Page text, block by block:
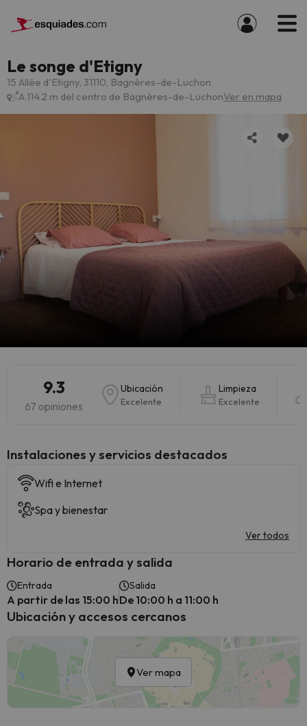
Le songe d'Etigny
15 Allée d'Etigny, 31110, Bagnères-de-Luchon
A 114.2 m del centro de Bagnères-de-LuchonVer en mapa
9.3
67 opiniones
Ubicación
Excelente
Limpieza
Excelente
Instalaciones y servicios destacados
Wifi e Internet
Spa y bienestar
Ver todos
Horario de entrada y salida
Entrada
A partir de las 15:00 h
Salida
De 10:00 h a 11:00 h
Ubicación y accesos cercanos
Ver mapa